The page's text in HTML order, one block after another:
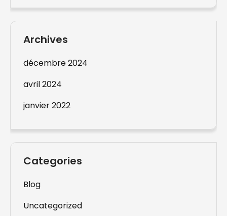
Archives
décembre 2024
avril 2024
janvier 2022
Categories
Blog
Uncategorized